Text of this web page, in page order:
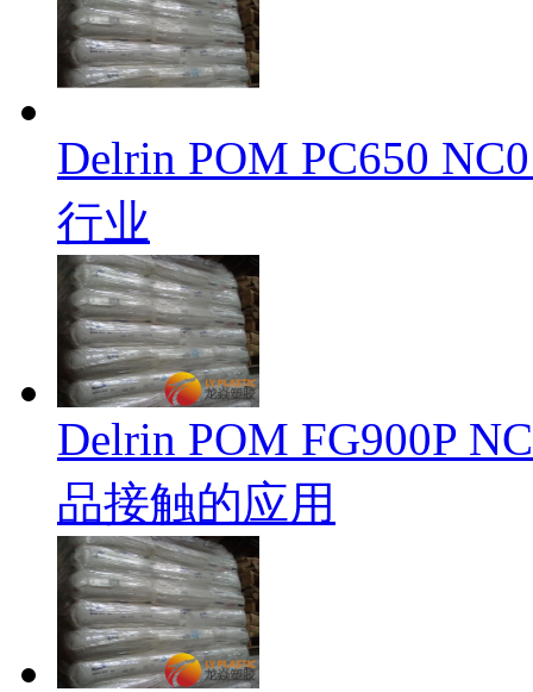
Delrin POM PC650
行业
Delrin POM FG900P
品接触的应用